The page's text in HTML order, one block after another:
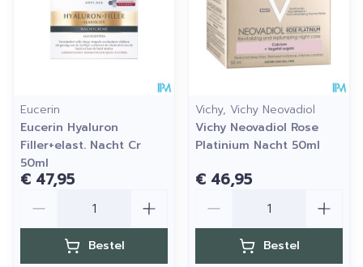
Eucerin
Eucerin Hyaluron
Filler+elast. Nacht Cr
50ml
€ 47,95
Bestel
Vichy, Vichy Neovadiol
Vichy Neovadiol Rose
Platinium Nacht 50ml
€ 46,95
Bestel